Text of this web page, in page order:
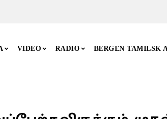
VIDEO RADIO BERGEN TAMILSK